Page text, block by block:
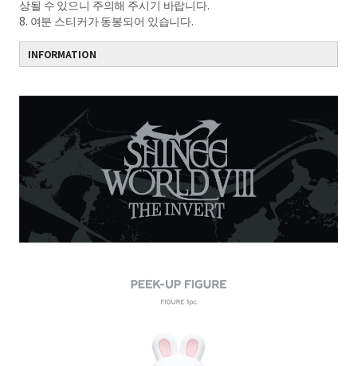
상될 수 있으니 주의해 주시기 바랍니다.
8. 여분 스티커가 동봉되어 있습니다.
INFORMATION